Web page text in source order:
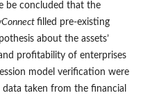
be concluded that the
filled pre-existing
about the assets’
profitability of enterprises
model verification were
taken from the financial